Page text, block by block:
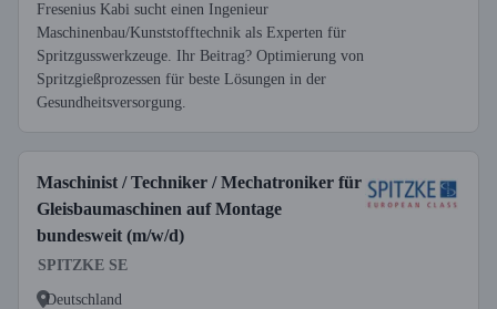
Fresenius Kabi sucht einen Ingenieur
Maschinenbau/Kunststofftechnik als Experten für
Spritzgusswerkzeuge. Ihr Beitrag? Optimierung von
Spritzgießprozessen für beste Lösungen in der
Gesundheitsversorgung.
Maschinist / Techniker / Mechatroniker für
Gleisbaumaschinen auf Montage
bundesweit (m/w/d)
SPITZKE SE
Deutschland